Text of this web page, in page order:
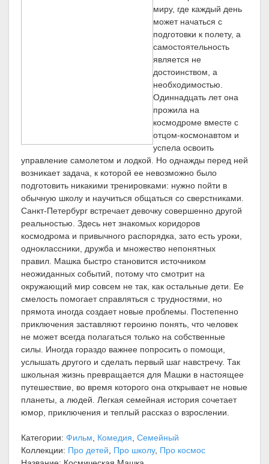
миру, где каждый день
может начаться с
подготовки к полету, а
самостоятельность
является не
достоинством, а
необходимостью.
Одиннадцать лет она
прожила на
космодроме вместе с
отцом-космонавтом и
успела освоить
управление самолетом и лодкой. Но однажды перед ней
возникает задача, к которой ее невозможно было
подготовить никакими тренировками: нужно пойти в
обычную школу и научиться общаться со сверстниками.
Санкт-Петербург встречает девочку совершенно другой
реальностью. Здесь нет знакомых коридоров
космодрома и привычного распорядка, зато есть уроки,
одноклассники, дружба и множество непонятных
правил. Машка быстро становится источником
неожиданных событий, потому что смотрит на
окружающий мир совсем не так, как остальные дети. Ее
смелость помогает справляться с трудностями, но
прямота иногда создает новые проблемы. Постепенно
приключения заставляют героиню понять, что человек
не может всегда полагаться только на собственные
силы. Иногда гораздо важнее попросить о помощи,
услышать другого и сделать первый шаг навстречу. Так
школьная жизнь превращается для Машки в настоящее
путешествие, во время которого она открывает не новые
планеты, а людей. Легкая семейная история сочетает
юмор, приключения и теплый рассказ о взрослении.
Категории: Фильм Комедия Семейный
Коллекции: Про детей Про школу, Про космос